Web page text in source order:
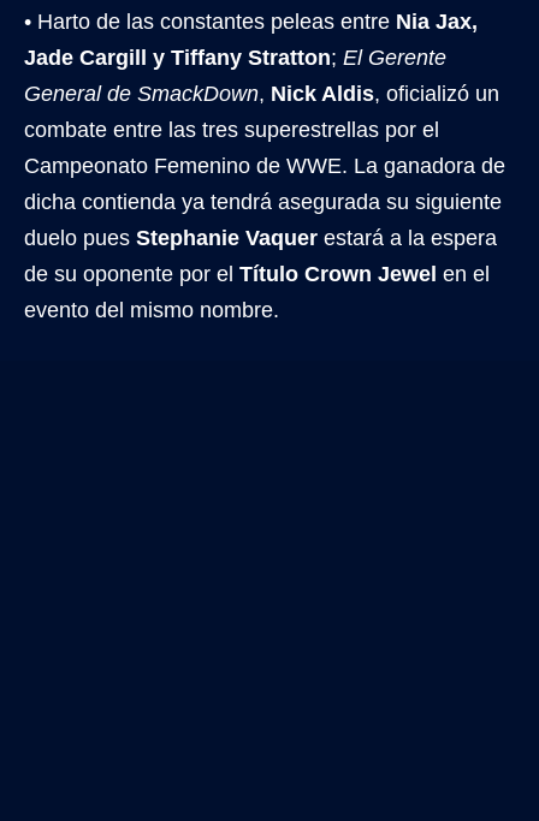
• Harto de las constantes peleas entre Nia Jax,
Jade Cargill y Tiffany Stratton; El Gerente
General de SmackDown, Nick Aldis, oficializó un
combate entre las tres superestrellas por el
Campeonato Femenino de WWE. La ganadora de
dicha contienda ya tendrá asegurada su siguiente
duelo pues Stephanie Vaquer estará a la espera
de su oponente por el Título Crown Jewel en el
evento del mismo nombre.